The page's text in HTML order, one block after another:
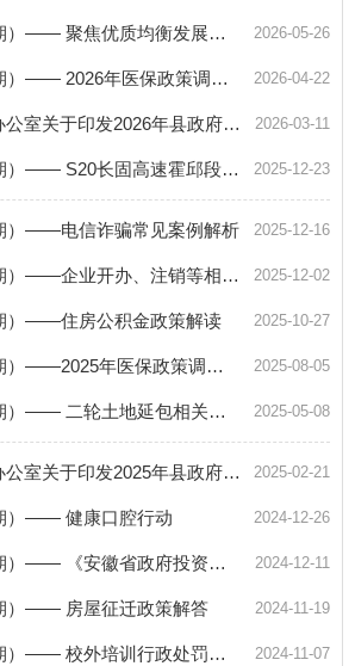
2026-05-26
访谈公告（第85期）—— 聚焦优质均衡发展，筑牢义务教育根基
2026-04-22
访谈公告（第84期）—— 2026年医保政策调整答疑
2026-03-11
霍邱县人民政府办公室关于印发2026年县政府网站“在线访谈”工作计划的通知
2025-12-23
访谈公告（第83期）—— S20长固高速霍邱段项目建设
2025-12-16
）——电信诈骗常见案例解析
2025-12-02
访谈公告（第81期）——企业开办、注销等相关政策解读
2025-10-27
）——住房公积金政策解读
2025-08-05
访谈公告（第79期）——2025年医保政策调整答疑
2025-05-08
访谈公告（第78期）—— 二轮土地延包相关政策
2025-02-21
霍邱县人民政府办公室关于印发2025年县政府网站“在线访谈”工作计划的通知
2024-12-26
）—— 健康口腔行动
2024-12-11
访谈公告（第76期）—— 《安徽省政府投资管理办法》解读
2024-11-19
）—— 房屋征迁政策解答
2024-11-07
访谈公告（第74期）—— 校外培训行政处罚暂行办法解读答疑